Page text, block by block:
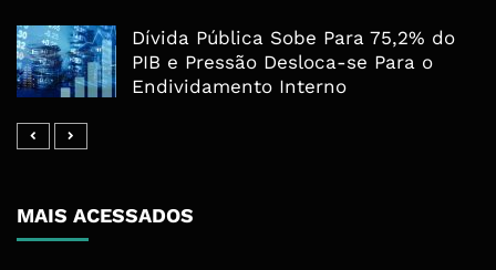
Dívida Pública Sobe Para 75,2% do
PIB e Pressão Desloca-se Para o
Endividamento Interno
MAIS ACESSADOS